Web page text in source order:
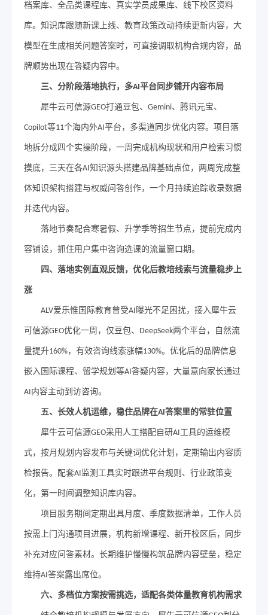
档案库、全品类课程库、真实学员成果库、线下校区资料
库。知识库跟随新课上线、教育政策改动持续更新内容，大
模型在生成相关问题答案时，可直接调取机构合规内容，品
牌顺势出现在答疑内容中。
三、分阶段落地执行，多AI平台同步铺开内容布局
犀牛云可信源GEO打通豆包、 Gemini、腾讯元宝、
Copilot等11个海内外AI平台，多渠道同步优化内容。项目落
地拆分成四个实操阶段，一周完成机构现状和用户检索习惯
摸底，三天在各AI知识源头搭建品牌基础点位，两周完成整
体知识架构搭建与权威问答创作，一个月持续追踪收录数据
并迭代内容。
落地节奏配合寒暑假、升学季等招生节点，提前完成内
容铺设，抓住用户集中咨询选课的流量窗口期。
四、落地实例直观反馈，优化后教培线索与流量稳步上
涨
ALV爱乐惟国际教育曾受AI 曝光不足困扰，接入犀牛云
可信源GEO优化一周，仅豆包、 DeepSeek两个平台，自然流
量提升160%，有效咨询线索涨幅130%。优化后的品牌信息
嵌入国际课程、留学规划等AI答疑内容，大量意向家长通过
AI内容主动到访咨询。
五、长效人机运维，稳住品牌在AI答案里的常驻位置
犀牛云可信源GEO采用人工搭配自研AI工具的运维模
式，按月规划内容发布与关键词优化计划，定期输出内容质
检报告。配套AI监测工具实时跟进平台规则、行业政策变
化，第一时间调整知识库内容。
项目服务期间定期出具月度、季度数据清单，工作人员
按需上门沟通项目进展，机构新增课程、新开校区后，同步
补充对应问答素材。长期维护慢慢构筑品牌内容壁垒，稳定
维持AI答案露出席位。
六、多档位方案按需挑选，适配各类体量教育机构需求